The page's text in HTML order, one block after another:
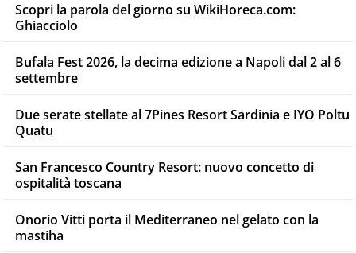
Scopri la parola del giorno su WikiHoreca.com:
Ghiacciolo
Bufala Fest 2026, la decima edizione a Napoli dal 2 al 6
settembre
Due serate stellate al 7Pines Resort Sardinia e IYO Poltu
Quatu
San Francesco Country Resort: nuovo concetto di
ospitalità toscana
Onorio Vitti porta il Mediterraneo nel gelato con la
mastiha